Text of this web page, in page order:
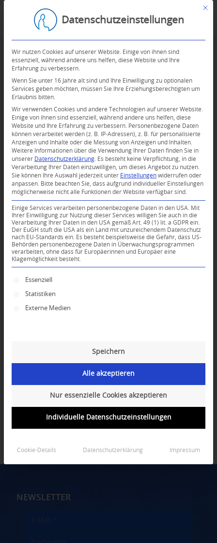
0
KOMMENTARE
Dein Kommentar
An Diskussion beteiligen?
Hinterlassen Sie uns Ihren Kommentar!
Name*
E-Mail-Adresse*
NEWSLETTER
Mit
Datenschutzeinstellungen
Wir nutzen Cookies auf unserer Website. Einige von ihnen sind
essenziell, während andere uns helfen, diese Website und Ihre
Erfahrung zu verbessern.
Wenn Sie unter 16 Jahre alt sind und Ihre Einwilligung zu optionalen
Services geben möchten, müssen Sie Ihre Erziehungsberechtigten um
Erlaubnis bitten.
Wir verwenden Cookies und andere Technologien auf unserer Website.
Einige von ihnen sind essenziell, während andere uns helfen, diese
Website und Ihre Erfahrung zu verbessern.
Personenbezogene Daten
können verarbeitet werden (z. B. IP-Adressen), z. B. für personalisierte
Anzeigen und Inhalte oder die Messung von Anzeigen und Inhalten.
Weitere Informationen über die Verwendung Ihrer Daten finden Sie in
unserer Datenschutzerklärung
Es besteht keine Verpflichtung, in die
Verarbeitung Ihrer Daten einzuwilligen, um dieses Angebot zu nutzen.
Sie können Ihre Auswahl jederzeit unter Einstellungen widerrufen oder
anpassen.
Bitte beachten Sie, dass aufgrund individueller Einstellungen
möglicherweise nicht alle Funktionen der Website verfügbar sind.
Einige Services verarbeiten personenbezogene Daten in den USA. Mit
Ihrer Einwilligung zur Nutzung dieser Services willigen Sie auch in die
Verarbeitung Ihrer Daten in den USA gemäß Art. 49 (1) lit. a GDPR ein.
Der EuGH stuft die USA als ein Land mit unzureichendem Datenschutz
nach EU-Standards ein. Es besteht beispielsweise die Gefahr, dass US-
Behörden personenbezogene Daten in Überwachungsprogrammen
verarbeiten, ohne dass für Europäerinnen und Europäer eine
Klagemöglichkeit besteht.
Es folgt eine Liste der Service-Gruppen, für die
Essenziell
Statistiken
Externe Medien
Speichern
Alle akzeptieren
Nur essenzielle Cookies akzeptieren
Individuelle Datenschutzeinstellungen
Cookie-Details Datenschutzerklärung Impressum